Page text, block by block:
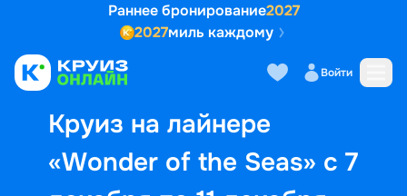
Раннее бронирование2027
2027миль каждому
Войти
Круиз на лайнере
«Wonder of the Seas» с 7
Выбор кают Маршрут и